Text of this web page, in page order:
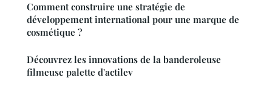
Comment construire une stratégie de
développement international pour une marque de
cosmétique ?
Découvrez les innovations de la banderoleuse
filmeuse palette d'actilev